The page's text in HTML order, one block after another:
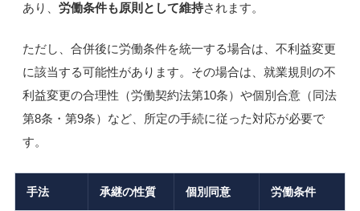
あり、 労働条件も原則として維持されます。
ただし、合併後に労働条件を統一する場合は、不利益変更
に該当する可能性があります。その場合は、就業規則の不
利益変更の合理性（労働契約法第10条）や個別合意（同法
第8条・第9条）など、所定の手続に従った対応が必要で
す。
手法 承継の性質 個別同意 労働条件